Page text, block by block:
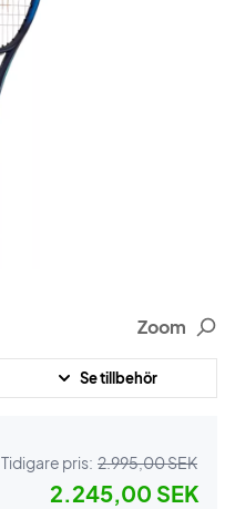
Zoom
Se tillbehör
Tidigare pris: 2.995,00 SEK
2.245,00 SEK